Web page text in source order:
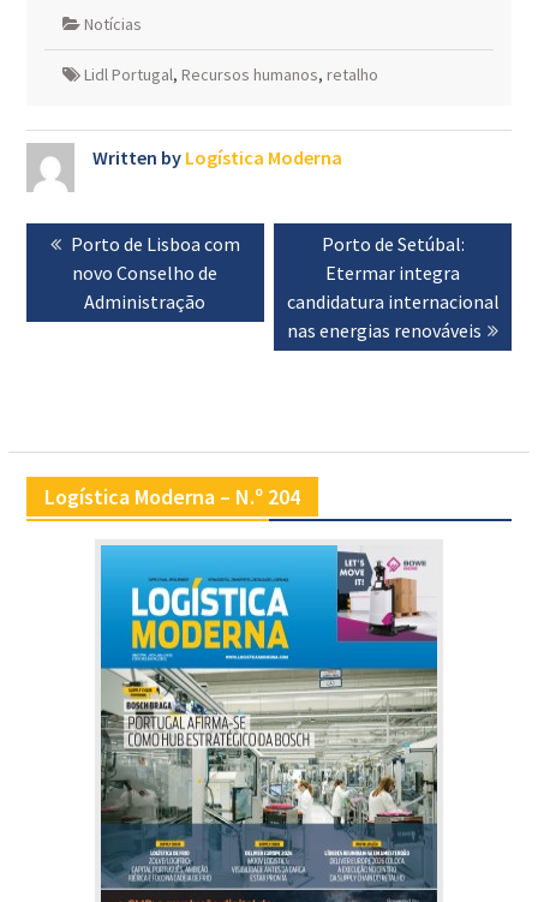
Notícias
Lidl Portugal, Recursos humanos, retalho
Written by Logística Moderna
Navegação
de
artigos
Previous
post:
Porto de Lisboa com
novo Conselho de
Administração
Next
post:
Porto de Setúbal:
Etermar integra
candidatura internacional
nas energias renováveis
Logística Moderna – N.º 204